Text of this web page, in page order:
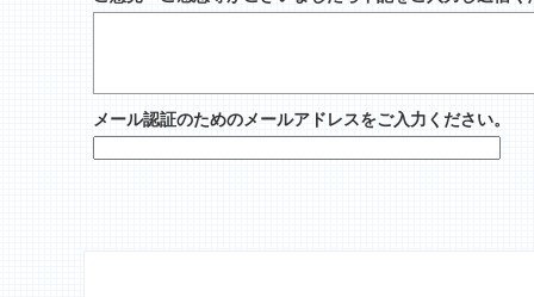
メール認証のためのメールアドレスをご入力ください。